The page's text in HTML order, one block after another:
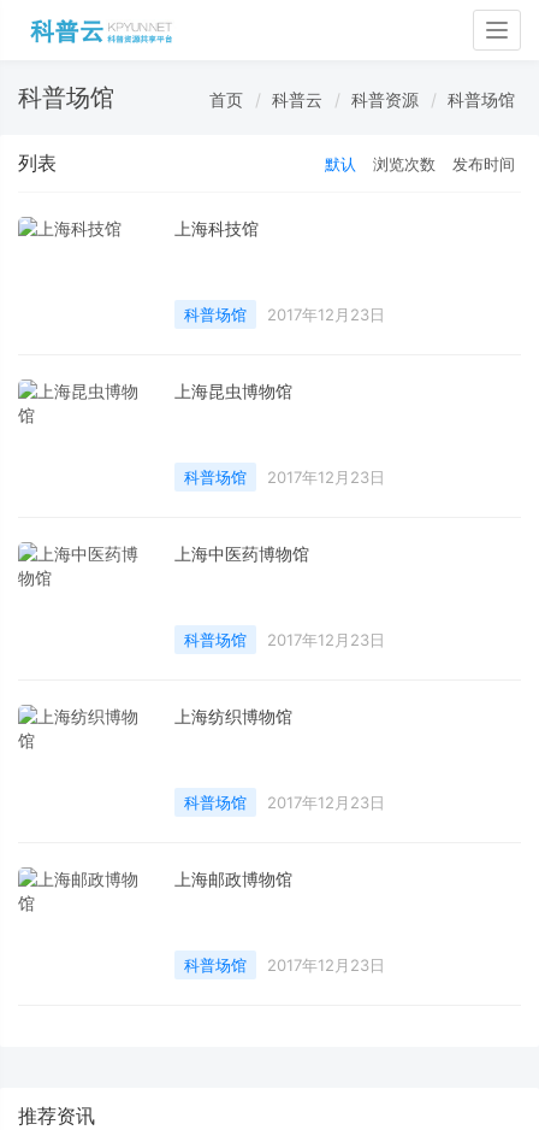
科普场馆 首页 科普云 科普资源 科普场馆
列表 默认 浏览次数 发布时间
上海科技馆
科普场馆 2017年12月23日
上海昆虫博物馆
科普场馆 2017年12月23日
上海中医药博物馆
科普场馆 2017年12月23日
上海纺织博物馆
科普场馆 2017年12月23日
上海邮政博物馆
科普场馆 2017年12月23日
推荐资讯